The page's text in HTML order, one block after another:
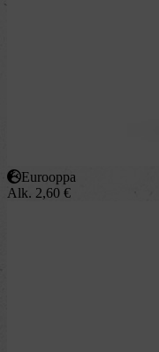
Eurooppa
Alk. 2,60 €